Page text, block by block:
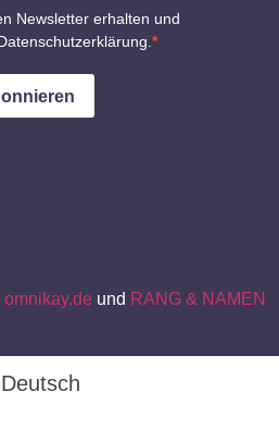
omnikay.de und RANG & NAMEN
Deutsch